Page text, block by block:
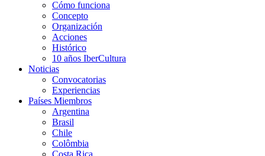
Cómo funciona
Concepto
Organización
Acciones
Histórico
10 años IberCultura
Noticias
Convocatorias
Experiencias
Países Miembros
Argentina
Brasil
Chile
Colômbia
Costa Rica